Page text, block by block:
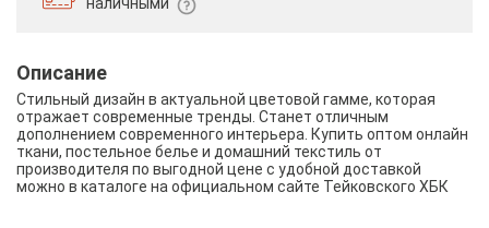
наличными
Описание
Стильный дизайн в актуальной цветовой гамме, которая
отражает современные тренды. Станет отличным
дополнением современного интерьера. Купить оптом онлайн
ткани, постельное белье и домашний текстиль от
производителя по выгодной цене с удобной доставкой
можно в каталоге на официальном сайте Тейковского ХБК